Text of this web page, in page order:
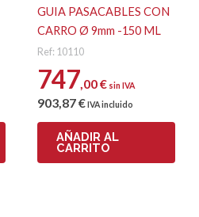
GUIA PASACABLES CON
CARRO Ø 9mm -150 ML
Ref: 10110
747,00€ sin IVA
903,87€ IVA incluido
AÑADIR AL
CARRITO